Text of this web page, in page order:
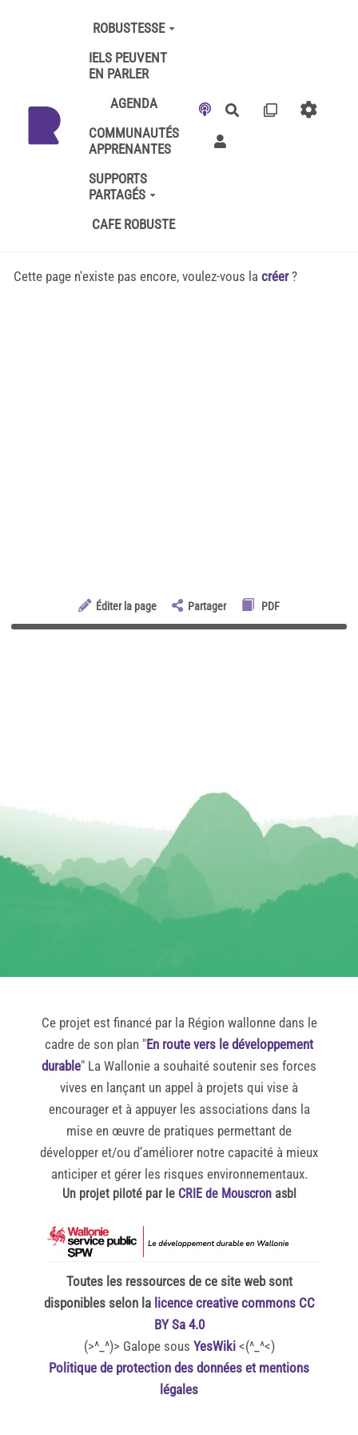
Aller au contenu principal
ROBUSTESSE
IELS PEUVENT
EN PARLER
AGENDA
COMMUNAUTÉS
APPRENANTES
SUPPORTS
PARTAGÉS
CAFE ROBUSTE
Rechercher
Cette page n'existe pas encore, voulez-vous la créer?
Éditer la page Partager PDF
Ce projet est financé par la Région wallonne dans le
cadre de son plan "En route vers le développement
durable" La Wallonie a souhaité soutenir ses forces
vives en lançant un appel à projets qui vise à
encourager et à appuyer les associations dans la
mise en œuvre de pratiques permettant de
développer et/ou d’améliorer notre capacité à mieux
anticiper et gérer les risques environnementaux.
Un projet piloté par le CRIE de Mouscronasbl
Toutes les ressources de ce site web sont
disponibles selon la licence creative commons CC
BY Sa 4.0
(>^_^)> Galope sous YesWiki<(^_^<)
Politique de protection des données et mentions
légales